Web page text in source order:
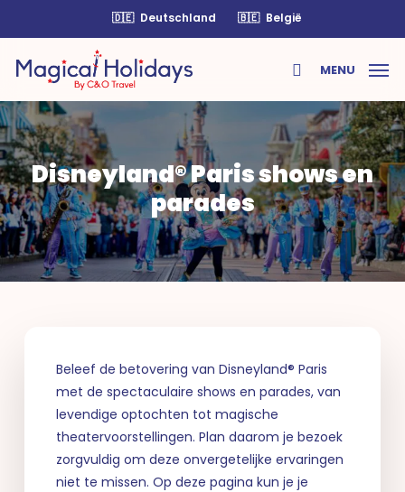
main
content
🇩🇪 Deutschland 🇧🇪 België
search
MENU
Disneyland® Paris shows en
parades
Beleef de betovering van Disneyland® Paris
met de spectaculaire shows en parades, van
levendige optochten tot magische
theatervoorstellingen. Plan daarom je bezoek
zorgvuldig om deze onvergetelijke ervaringen
niet te missen. Op deze pagina kun je je